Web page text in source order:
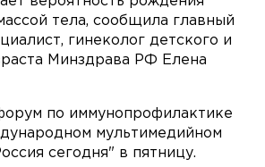
тела, сообщила главный
гинеколог детского и
Минздрава РФ Елена
по иммунопрофилактике
мультимедийном
сегодня" в пятницу.